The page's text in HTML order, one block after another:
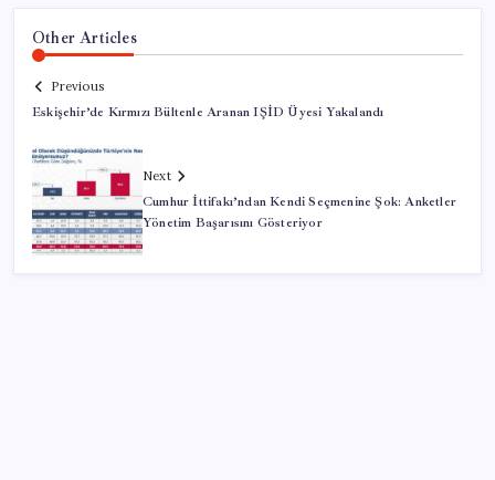
Other Articles
Previous
Eskişehir’de Kırmızı Bültenle Aranan IŞİD Üyesi Yakalandı
Next
Cumhur İttifakı’ndan Kendi Seçmenine Şok: Anketler
Yönetim Başarısını Gösteriyor